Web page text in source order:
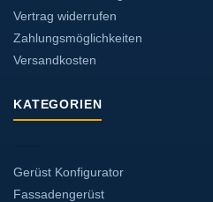
Vertrag widerrufen
Zahlungsmöglichkeiten
Versandkosten
KATEGORIEN
Gerüst Konfigurator
Fassadengerüst